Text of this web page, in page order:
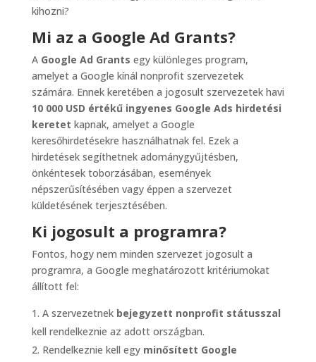
kihozni?
Mi az a Google Ad Grants?
A Google Ad Grants egy különleges program,
amelyet a Google kínál nonprofit szervezetek
számára. Ennek keretében a jogosult szervezetek havi
10 000 USD értékű ingyenes Google Ads hirdetési
keretet kapnak, amelyet a Google
keresőhirdetésekre használhatnak fel. Ezek a
hirdetések segíthetnek adománygyűjtésben,
önkéntesek toborzásában, események
népszerűsítésében vagy éppen a szervezet
küldetésének terjesztésében.
Ki jogosult a programra?
Fontos, hogy nem minden szervezet jogosult a
programra, a Google meghatározott kritériumokat
állított fel:
A szervezetnek bejegyzett nonprofit státusszal
kell rendelkeznie az adott országban.
Rendelkeznie kell egy minősített Google